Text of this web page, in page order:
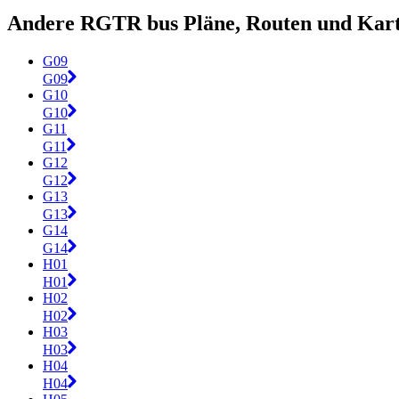
Andere RGTR bus Pläne, Routen und
G09
G09
G10
G10
G11
G11
G12
G12
G13
G13
G14
G14
H01
H01
H02
H02
H03
H03
H04
H04